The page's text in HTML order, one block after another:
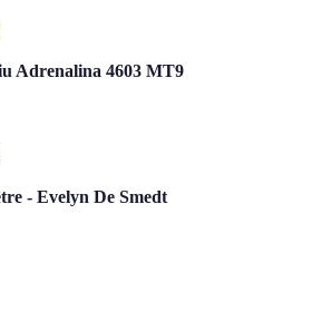
Adrenalina 4603 MT9
- Evelyn De Smedt